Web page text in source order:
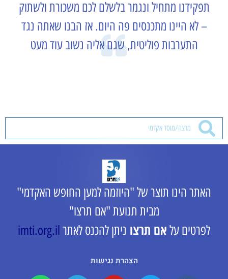
תפקידנו מתחיל ונגמר בלשלם לכם משכורת ולשתוק
– לא היינו מתכנסים פה היום. אז הבנו שאתה נגד
התערבות פוליטית, שגם אליה נשוב עוד מעט
האתר הינו תוצר של "היוזמה למען החופש האקדמי"
מבית תנועת "אם תרצו"
לפרטים על אם תרצו ניתן להכנס לאתר imti.org.il
הצהרת נגישות